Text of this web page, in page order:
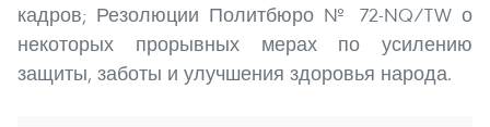
кадров; Резолюции Политбюро № 72-NQ/TW о
некоторых прорывных мерах по усилению
защиты, заботы и улучшения здоровья народа.